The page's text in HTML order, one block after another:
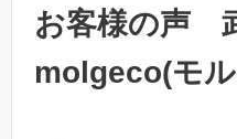
お客様の声
molgeco(モ